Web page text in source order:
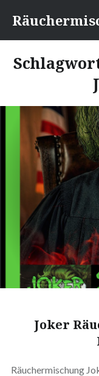
zum
Inhalt
Joker
Räuchermischung